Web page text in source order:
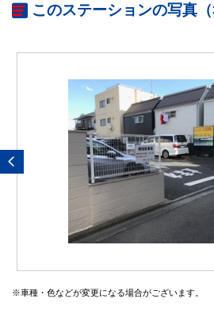
このステーションの写真（
※車種・色などが変更になる場合がございます。